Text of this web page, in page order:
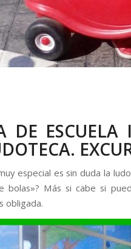
DE
especial es sin duda la
bolas»? Más si cabe si
obligada.